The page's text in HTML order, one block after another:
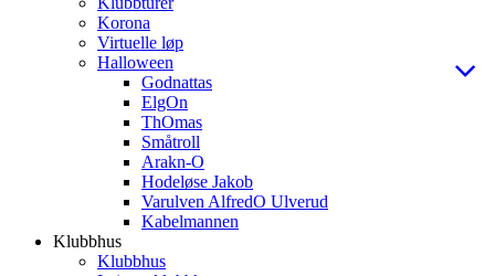
Korona
Virtuelle løp
Halloween
Godnattas
ElgOn
ThOmas
Småtroll
Arakn-O
Hodeløse Jakob
Varulven AlfredO Ulverud
Kabelmannen
Klubbhus
Klubbhus